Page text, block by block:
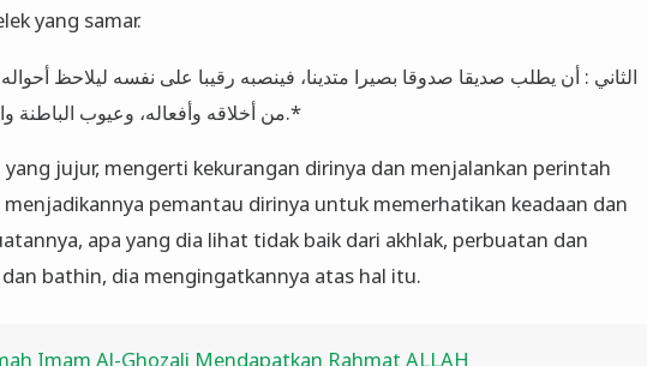
yang samar.
من أخلاقه وأفعاله، وعيوب الباطنة والظاهرة… ينبهه عليه.*
jujur, mengerti kekurangan dirinya dan menjalankan perintah
menjadikannya pemantau dirinya untuk memerhatikan keadaan dan
apa yang dia lihat tidak baik dari akhlak, perbuatan dan
bathin, dia mengingatkannya atas hal itu.
Imam Al-Ghozali Mendapatkan Rahmat ALLAH